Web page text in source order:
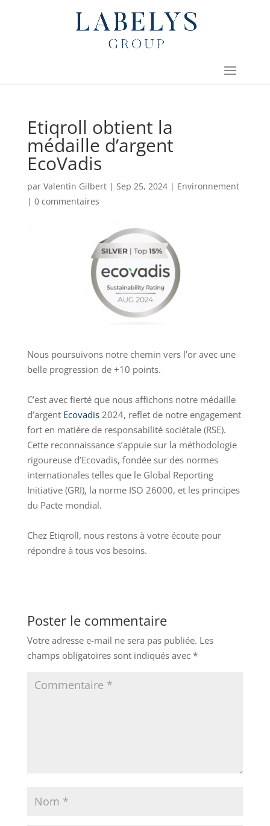
Etiqroll obtient la
médaille d’argent
EcoVadis
par Valentin Gilbert| Sep 25, 2024| Environnement
| 0 commentaires
Nous poursuivons notre chemin vers l’or avec une
belle progression de +10 points.
C’est avec fierté que nous affichons notre médaille
d’argent Ecovadis2024, reflet de notre engagement
fort en matière de responsabilité sociétale (RSE).
Cette reconnaissance s’appuie sur la méthodologie
rigoureuse d’Ecovadis, fondée sur des normes
internationales telles que le Global Reporting
Initiative (GRI), la norme ISO 26000, et les principes
du Pacte mondial.
Chez Etiqroll, nous restons à votre écoute pour
répondre à tous vos besoins.
Poster le commentaire
Votre adresse e-mail ne sera pas publiée. Les
champs obligatoires sont indiqués avec *